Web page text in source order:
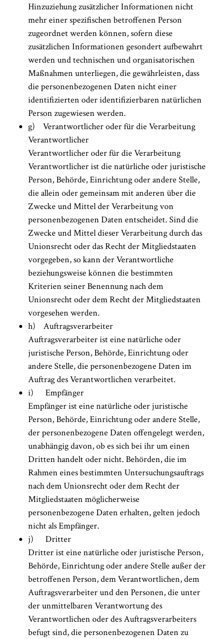
Hinzuziehung zusätzlicher Informationen nicht
mehr einer spezifischen betroffenen Person
zugeordnet werden können, sofern diese
zusätzlichen Informationen gesondert aufbewahrt
werden und technischen und organisatorischen
Maßnahmen unterliegen, die gewährleisten, dass
die personenbezogenen Daten nicht einer
identifizierten oder identifizierbaren natürlichen
Person zugewiesen werden.
g) Verantwortlicher oder für die Verarbeitung
Verantwortlicher
Verantwortlicher oder für die Verarbeitung
Verantwortlicher ist die natürliche oder juristische
Person, Behörde, Einrichtung oder andere Stelle,
die allein oder gemeinsam mit anderen über die
Zwecke und Mittel der Verarbeitung von
personenbezogenen Daten entscheidet. Sind die
Zwecke und Mittel dieser Verarbeitung durch das
Unionsrecht oder das Recht der Mitgliedstaaten
vorgegeben, so kann der Verantwortliche
beziehungsweise können die bestimmten
Kriterien seiner Benennung nach dem
Unionsrecht oder dem Recht der Mitgliedstaaten
vorgesehen werden.
h) Auftragsverarbeiter
Auftragsverarbeiter ist eine natürliche oder
juristische Person, Behörde, Einrichtung oder
andere Stelle, die personenbezogene Daten im
Auftrag des Verantwortlichen verarbeitet.
i) Empfänger
Empfänger ist eine natürliche oder juristische
Person, Behörde, Einrichtung oder andere Stelle,
der personenbezogene Daten offengelegt werden,
unabhängig davon, ob es sich bei ihr um einen
Dritten handelt oder nicht. Behörden, die im
Rahmen eines bestimmten Untersuchungsauftrags
nach dem Unionsrecht oder dem Recht der
Mitgliedstaaten möglicherweise
personenbezogene Daten erhalten, gelten jedoch
nicht als Empfänger.
j) Dritter
Dritter ist eine natürliche oder juristische Person,
Behörde, Einrichtung oder andere Stelle außer der
betroffenen Person, dem Verantwortlichen, dem
Auftragsverarbeiter und den Personen, die unter
der unmittelbaren Verantwortung des
Verantwortlichen oder des Auftragsverarbeiters
befugt sind, die personenbezogenen Daten zu